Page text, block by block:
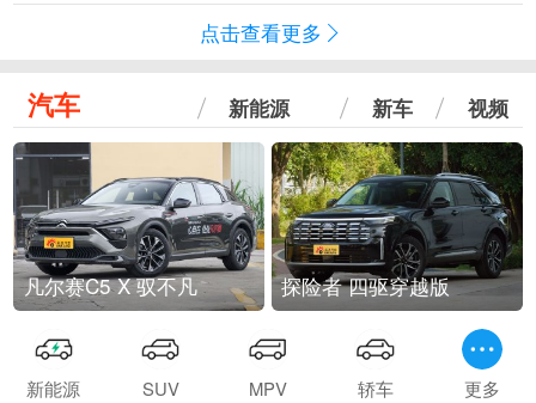
点击查看更多
汽车 新能源 新车 视频
凡尔赛C5 X 驭不凡 探险者 四驱穿越版
新能源 SUV MPV 轿车 更多